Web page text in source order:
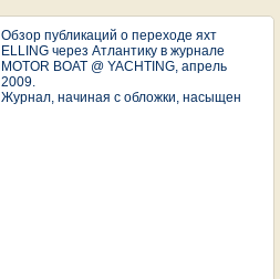
Обзор публикаций о переходе яхт
ELLING через Атлантику в журнале
MOTOR BOAT @ YACHTING, апрель
2009.
Журнал, начиная с обложки, насыщен